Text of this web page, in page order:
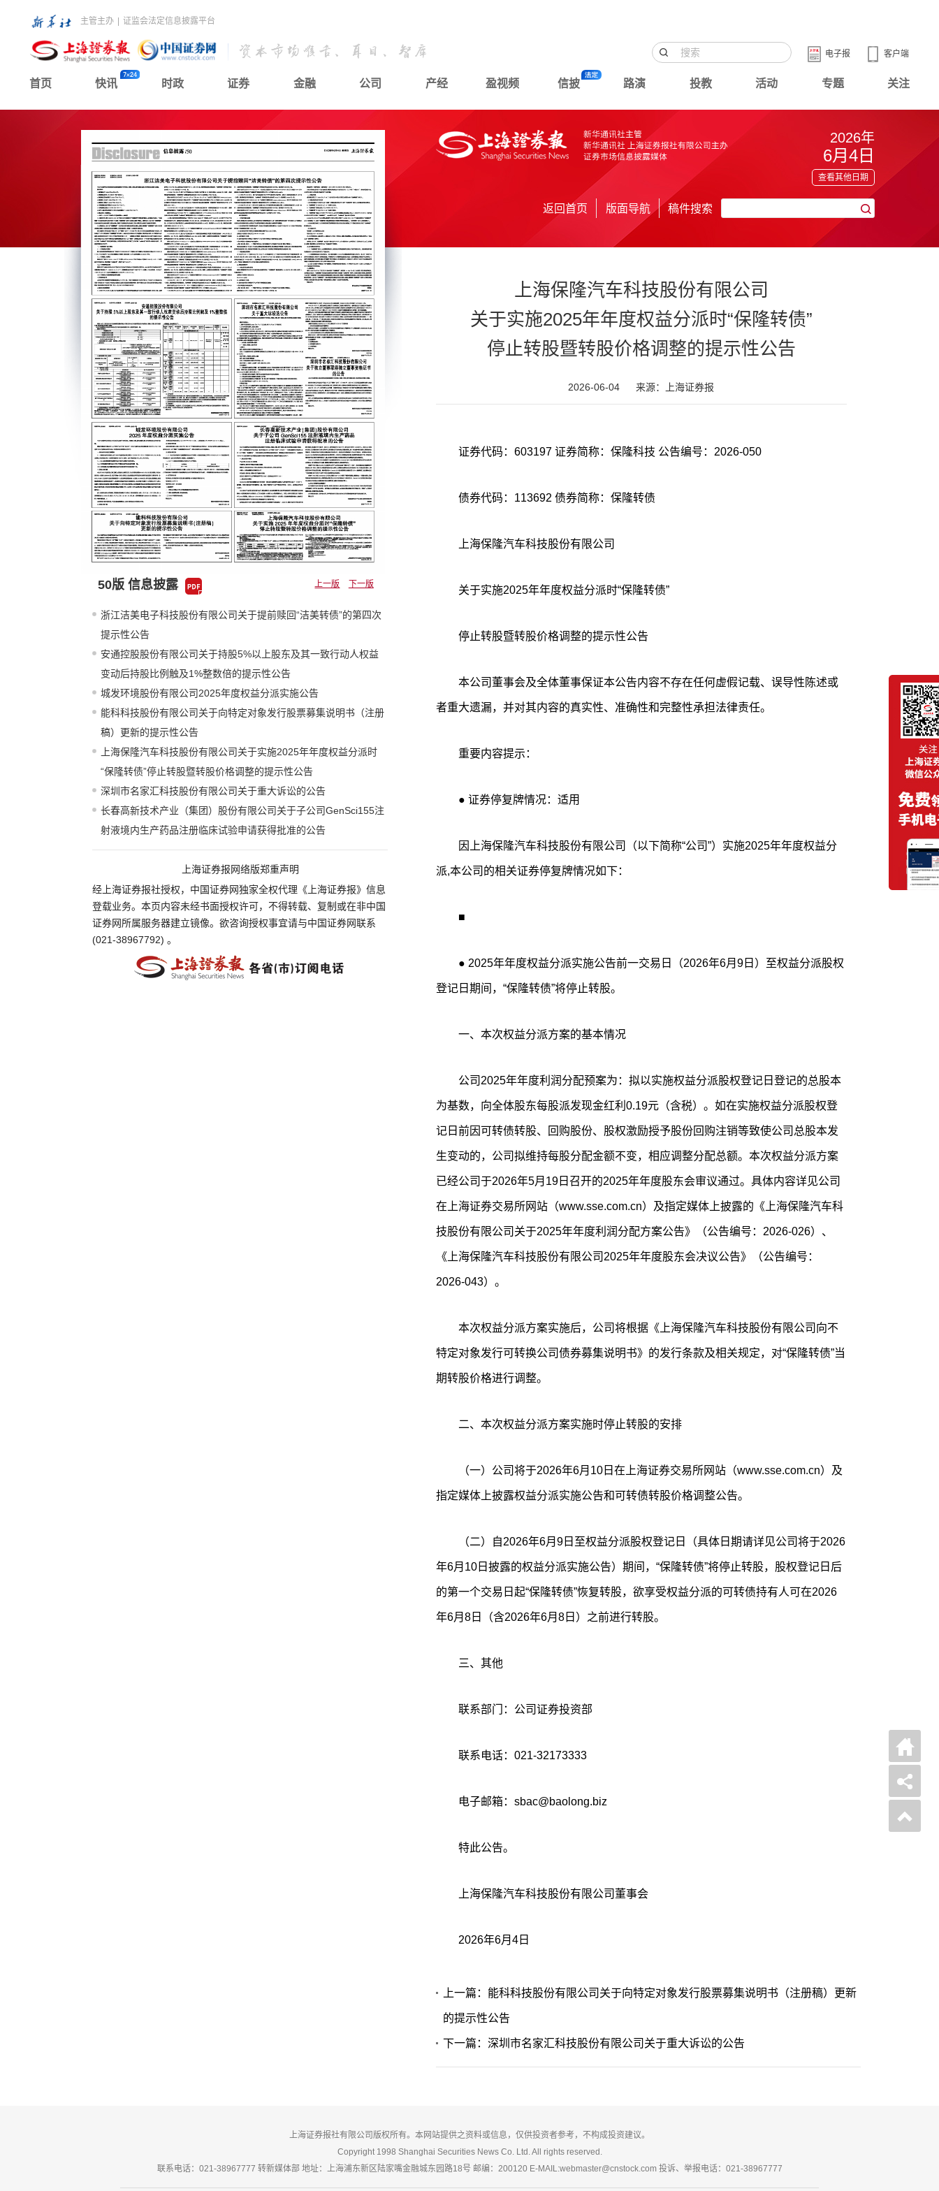
主管主办 证监会法定信息披露平台
客户端
电子报
首页 快讯 时政 证券 金融 公司 产经 盈视频 信披 路演 投教 活动 专题 关注
50版 信息披露 上一版 下一版
浙江洁美电子科技股份有限公司关于提前赎回“洁美转债”的第四次
提示性公告
安通控股股份有限公司关于持股5%以上股东及其一致行动人权益
变动后持股比例触及1%整数倍的提示性公告
城发环境股份有限公司2025年度权益分派实施公告
能科科技股份有限公司关于向特定对象发行股票募集说明书（注册
稿）更新的提示性公告
上海保隆汽车科技股份有限公司关于实施2025年年度权益分派时
“保隆转债”停止转股暨转股价格调整的提示性公告
深圳市名家汇科技股份有限公司关于重大诉讼的公告
长春高新技术产业（集团）股份有限公司关于子公司GenSci155注
射液境内生产药品注册临床试验申请获得批准的公告
上海证券报网络版郑重声明
经上海证券报社授权，中国证券网独家全权代理《上海证券报》信息
登载业务。本页内容未经书面授权许可，不得转载、复制或在非中国
证券网所属服务器建立镜像。欲咨询授权事宜请与中国证券网联系
(021-38967792) 。
2026年
6月4日
查看其他日期
返回首页 版面导航 稿件搜索
上海保隆汽车科技股份有限公司
关于实施2025年年度权益分派时“保隆转债”
停止转股暨转股价格调整的提示性公告
2026-06-04 来源：上海证券报
证券代码：603197 证券简称：保隆科技 公告编号：2026-050
债券代码：113692 债券简称：保隆转债
上海保隆汽车科技股份有限公司
关于实施2025年年度权益分派时“保隆转债”
停止转股暨转股价格调整的提示性公告
本公司董事会及全体董事保证本公告内容不存在任何虚假记载、误导性陈述或
者重大遗漏，并对其内容的真实性、准确性和完整性承担法律责任。
重要内容提示：
● 证券停复牌情况：适用
因上海保隆汽车科技股份有限公司（以下简称“公司”）实施2025年年度权益分
派,本公司的相关证券停复牌情况如下：
■
● 2025年年度权益分派实施公告前一交易日（2026年6月9日）至权益分派股权
登记日期间，“保隆转债”将停止转股。
一、本次权益分派方案的基本情况
公司2025年年度利润分配预案为：拟以实施权益分派股权登记日登记的总股本
为基数，向全体股东每股派发现金红利0.19元（含税）。如在实施权益分派股权登
记日前因可转债转股、回购股份、股权激励授予股份回购注销等致使公司总股本发
生变动的，公司拟维持每股分配金额不变，相应调整分配总额。本次权益分派方案
已经公司于2026年5月19日召开的2025年年度股东会审议通过。具体内容详见公司
在上海证券交易所网站（www.sse.com.cn）及指定媒体上披露的《上海保隆汽车科
技股份有限公司关于2025年年度利润分配方案公告》（公告编号：2026-026）、
《上海保隆汽车科技股份有限公司2025年年度股东会决议公告》（公告编号：
2026-043）。
本次权益分派方案实施后，公司将根据《上海保隆汽车科技股份有限公司向不
特定对象发行可转换公司债券募集说明书》的发行条款及相关规定，对“保隆转债”当
期转股价格进行调整。
二、本次权益分派方案实施时停止转股的安排
（一）公司将于2026年6月10日在上海证券交易所网站（www.sse.com.cn）及
指定媒体上披露权益分派实施公告和可转债转股价格调整公告。
（二）自2026年6月9日至权益分派股权登记日（具体日期请详见公司将于2026
年6月10日披露的权益分派实施公告）期间，“保隆转债”将停止转股，股权登记日后
的第一个交易日起“保隆转债”恢复转股，欲享受权益分派的可转债持有人可在2026
年6月8日（含2026年6月8日）之前进行转股。
三、其他
联系部门：公司证券投资部
联系电话：021-32173333
电子邮箱：sbac@baolong.biz
特此公告。
上海保隆汽车科技股份有限公司董事会
2026年6月4日
上一篇：能科科技股份有限公司关于向特定对象发行股票募集说明书（注册稿）更新
的提示性公告
下一篇：深圳市名家汇科技股份有限公司关于重大诉讼的公告
上海证券报社有限公司版权所有。本网站提供之资料或信息，仅供投资者参考，不构成投资建议。
Copyright 1998 Shanghai Securities News Co. Ltd. All rights reserved.
联系电话：021-38967777 转新媒体部 地址：上海浦东新区陆家嘴金融城东园路18号 邮编：200120 E-MAIL:webmaster@cnstock.com 投诉、举报电话：021-38967777